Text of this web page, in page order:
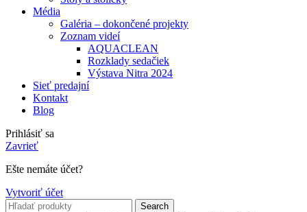
Média
Galéria – dokončené projekty
Zoznam videí
AQUACLEAN
Rozklady sedačiek
Výstava Nitra 2024
Sieť predajní
Kontakt
Blog
Prihlásiť sa
Zavrieť
Ešte nemáte účet?
Vytvoriť účet
Search